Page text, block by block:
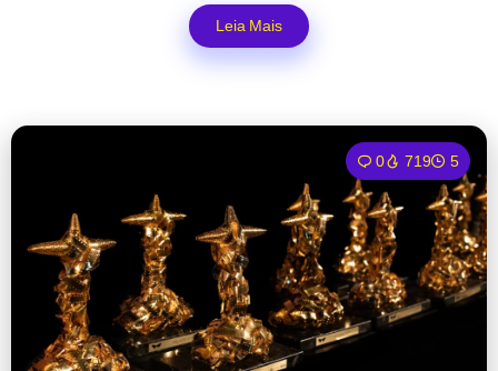
Leia Mais
0 719 5